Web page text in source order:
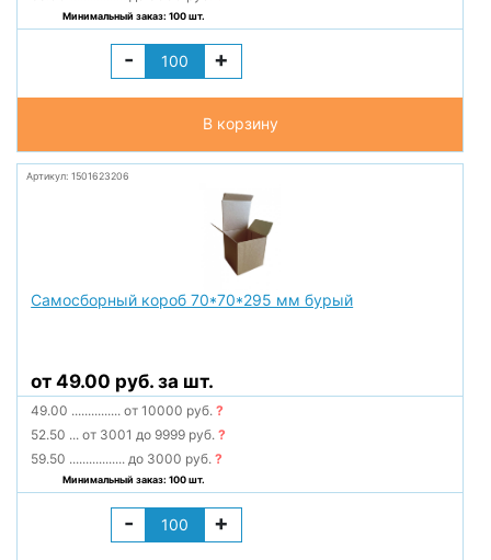
Минимальный заказ: 100 шт.
- +
В корзину
Артикул: 1501623206
Самосборный короб 70*70*295 мм бурый
от 49.00 руб. за шт.
49.00 ............... от 10000 руб.?
52.50 ... от 3001 до 9999 руб.?
59.50 ................. до 3000 руб.?
Минимальный заказ: 100 шт.
- +